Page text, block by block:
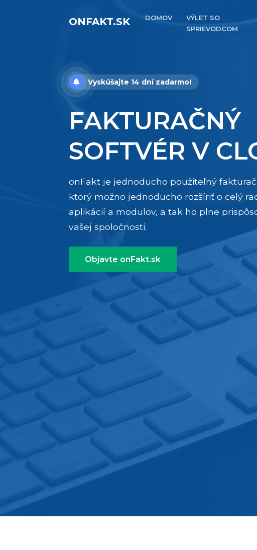
ONFAKT.SK DOMOV
VÝLET SO
SPRIEVODCOM
Vyskúšajte 14 dní zadarmo!
FAKTURAČNÝ
SOFTVÉR V
onFakt je jednoducho použiteľný
ktorý možno jednoducho rozšíriť o celý
aplikácií a modulov, a tak ho plne
vašej spoločnosti.
Objavte onFakt.sk